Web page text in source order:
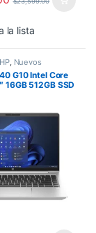
la lista
HP, Nuevos
G10 Intel Core
16GB 512GB SSD